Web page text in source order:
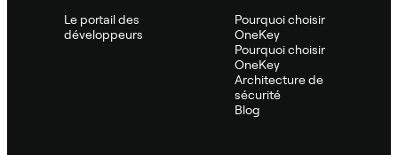
Le portail des
développeurs
Pourquoi choisir
OneKey
Pourquoi choisir
OneKey
Architecture de
sécurité
Blog